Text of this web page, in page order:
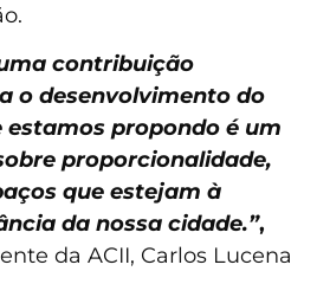
contribuição
o desenvolvimento do
estamos propondo é um
proporcionalidade,
que estejam à
da nossa cidade.”,
da ACII, Carlos Lucena